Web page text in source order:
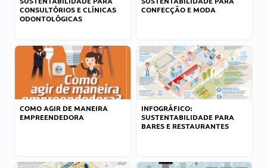
CONSULTÓRIOS E CLÍNICAS
ODONTOLÓGICAS
CONFECÇÃO E MODA
COMO AGIR DE MANEIRA
EMPREENDEDORA
INFOGRÁFICO:
SUSTENTABILIDADE PARA
BARES E RESTAURANTES